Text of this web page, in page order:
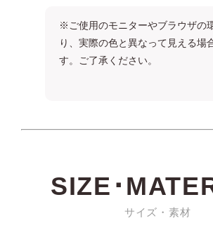
※ご使用のモニターやブラウザの
り、実際の色と異なって見える場
す。ご了承ください。
SIZE･
サイズ・素材